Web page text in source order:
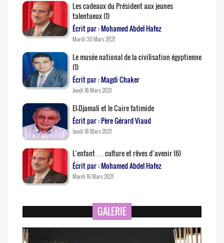
Les cadeaux du Président aux jeunes
talentueux (1)
Écrit par : Mohamed Abdel Hafez
Mardi 30 Mars 2021
Le musée national de la civilisation égyptienne
(1)
Écrit par : Magdi Chaker
Jeudi 18 Mars 2021
El-Djamali et le Caire fatimide
Écrit par : Père Gérard Viaud
Jeudi 18 Mars 2021
L’enfant … culture et rêves d’avenir (6)
Écrit par : Mohamed Abdel Hafez
Mardi 16 Mars 2021
GALERIE